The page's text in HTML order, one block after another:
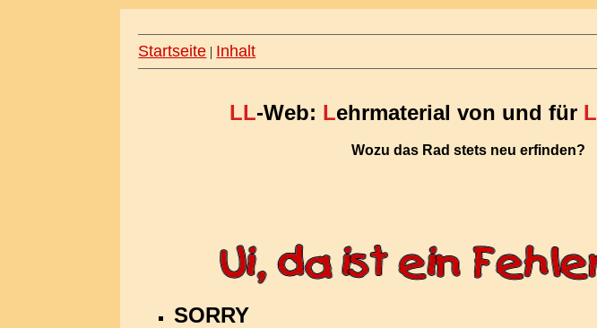
Startseite | Inhalt
LL-Web: Lehrmaterial von und für L
Wozu das Rad stets neu erfinden?
SORRY